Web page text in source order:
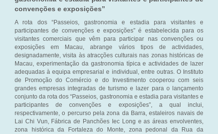
convenções e exposições”
A rota dos “Passeios, gastronomia e estadia para visitantes e
participantes de convenções e exposições” é estabelecida para os
visitantes comerciais que vêm para participar nas convenções ou
exposições em Macau, abrange vários tipos de actividades,
designadamente, visita às atracções culturais nas zonas históricas de
Macau, experimentação da gastronomia típica e actividades de lazer
adequadas à equipa empresarial e individual, entre outras. O Instituto
de Promoção do Comércio e do Investimento cooperou com seis
grandes empresas integradas de turismo e lazer para o lançamento
conjunto da rota dos “Passeios, gastronomia e estadia para visitantes e
participantes de convenções e exposições”, a qual inclui,
respectivamente, o percurso pela zona da Barra, estaleiros navais de
Lai Chi Vun, Fábrica de Panchões Iec Long e as áreas envolventes,
zona histórica da Fortaleza do Monte, zona pedonal da Rua da